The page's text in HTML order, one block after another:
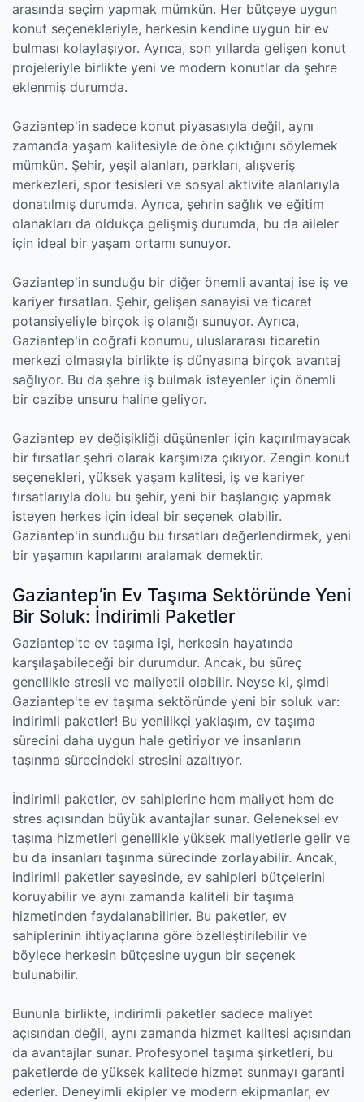
arasında seçim yapmak mümkün. Her bütçeye uygun
konut seçenekleriyle, herkesin kendine uygun bir ev
bulması kolaylaşıyor. Ayrıca, son yıllarda gelişen konut
projeleriyle birlikte yeni ve modern konutlar da şehre
eklenmiş durumda.
Gaziantep'in sadece konut piyasasıyla değil, aynı
zamanda yaşam kalitesiyle de öne çıktığını söylemek
mümkün. Şehir, yeşil alanları, parkları, alışveriş
merkezleri, spor tesisleri ve sosyal aktivite alanlarıyla
donatılmış durumda. Ayrıca, şehrin sağlık ve eğitim
olanakları da oldukça gelişmiş durumda, bu da aileler
için ideal bir yaşam ortamı sunuyor.
Gaziantep'in sunduğu bir diğer önemli avantaj ise iş ve
kariyer fırsatları. Şehir, gelişen sanayisi ve ticaret
potansiyeliyle birçok iş olanığı sunuyor. Ayrıca,
Gaziantep'in coğrafi konumu, uluslararası ticaretin
merkezi olmasıyla birlikte iş dünyasına birçok avantaj
sağlıyor. Bu da şehre iş bulmak isteyenler için önemli
bir cazibe unsuru haline geliyor.
Gaziantep ev değişikliği düşünenler için kaçırılmayacak
bir fırsatlar şehri olarak karşımıza çıkıyor. Zengin konut
seçenekleri, yüksek yaşam kalitesi, iş ve kariyer
fırsatlarıyla dolu bu şehir, yeni bir başlangıç yapmak
isteyen herkes için ideal bir seçenek olabilir.
Gaziantep'in sunduğu bu fırsatları değerlendirmek, yeni
bir yaşamın kapılarını aralamak demektir.
Gaziantep’in Ev Taşıma Sektöründe Yeni
Bir Soluk: İndirimli Paketler
Gaziantep'te ev taşıma işi, herkesin hayatında
karşılaşabileceği bir durumdur. Ancak, bu süreç
genellikle stresli ve maliyetli olabilir. Neyse ki, şimdi
Gaziantep'te ev taşıma sektöründe yeni bir soluk var:
indirimli paketler! Bu yenilikçi yaklaşım, ev taşıma
sürecini daha uygun hale getiriyor ve insanların
taşınma sürecindeki stresini azaltıyor.
İndirimli paketler, ev sahiplerine hem maliyet hem de
stres açısından büyük avantajlar sunar. Geleneksel ev
taşıma hizmetleri genellikle yüksek maliyetlerle gelir ve
bu da insanları taşınma sürecinde zorlayabilir. Ancak,
indirimli paketler sayesinde, ev sahipleri bütçelerini
koruyabilir ve aynı zamanda kaliteli bir taşıma
hizmetinden faydalanabilirler. Bu paketler, ev
sahiplerinin ihtiyaçlarına göre özelleştirilebilir ve
böylece herkesin bütçesine uygun bir seçenek
bulunabilir.
Bununla birlikte, indirimli paketler sadece maliyet
açısından değil, aynı zamanda hizmet kalitesi açısından
da avantajlar sunar. Profesyonel taşıma şirketleri, bu
paketlerde de yüksek kalitede hizmet sunmayı garanti
ederler. Deneyimli ekipler ve modern ekipmanlar, ev